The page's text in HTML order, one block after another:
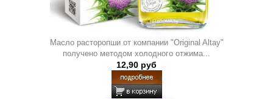
Масло расторопши от компании "Original Altay"
получено методом холодного отжима...
12,90 руб